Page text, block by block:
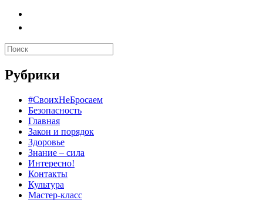
Рубрики
#СвоихНеБросаем
Безопасность
Главная
Закон и порядок
Здоровье
Знание – сила
Интересно!
Контакты
Культура
Мастер-класс